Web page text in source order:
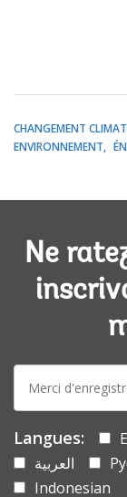
CHANGEMENT
ENVIRONNEMENT
Ne
mail:
Langues:
العربية
Indonesian